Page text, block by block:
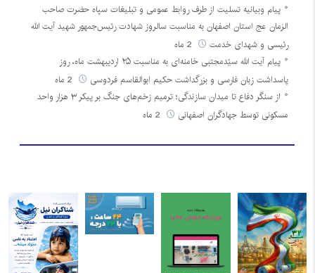
پیام وبیانیه تسلیت از طرف روابط عمومی و تبلیغات سپاه حضرت صاحب
الزمان عج استان اصفهان به مناسبت سالروز شهادت رئیس‌جمهور شهید آیت الله
رئیسی و شهدای خدمت
پیام آیت الله سیّدمجتبی خامنه‌ای به مناسبت ۲۵ اردیبهشت ماه، روز
پاسداشت زبان فارسی و بزرگداشت حکیم ابوالقاسم فردوسی
از سنگر دفاع تا میدان سازندگی؛ ترمیم زخم‌های جنگ بر پیکر ۳ هزار واحد
مسکونی توسط جهادگران اصفهانی